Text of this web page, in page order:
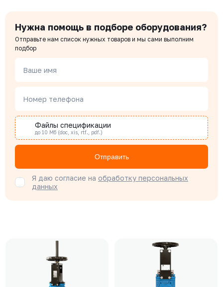
Нужна помощь в подборе оборудования?
Отправьте нам список нужных товаров и мы сами выполним
подбор
Ваше имя
Номер телефона
Файлы спецификации
до 10 Мб (doc, xis, rtf., pdf.)
Отправить
Я даю согласие на обработку персональных
данных